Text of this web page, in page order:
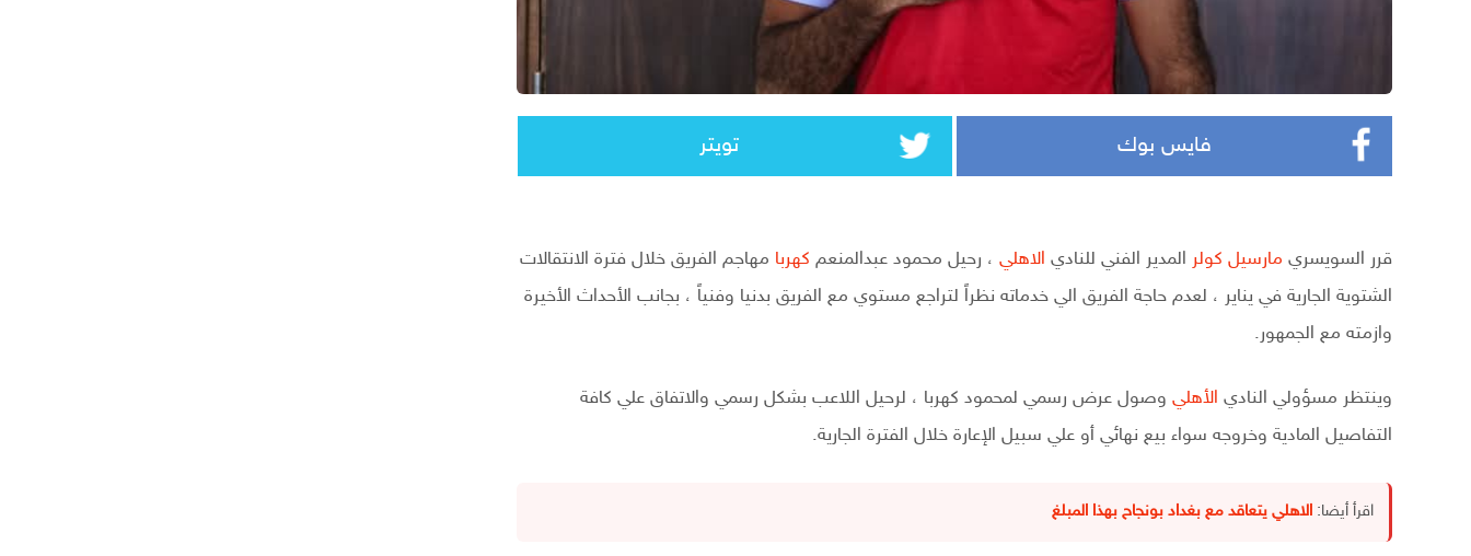
فايس بوك تويتر
قرر السويسري مارسيل كولر المدير الفني للنادي الاهلي ، رحيل محمود عبدالمنعم كهربا مهاجم الفريق خلال فترة الانتقالات
الشتوية الجارية في يناير ، لعدم حاجة الفريق الي خدماته نظراً لتراجع مستوي مع الفريق بدنيا وفنياً ، بجانب الأحداث الأخيرة
وازمته مع الجمهور.
وينتظر مسؤولي النادي الأهلي وصول عرض رسمي لمحمود كهربا ، لرحيل اللاعب بشكل رسمي والاتفاق علي كافة
التفاصيل المادية وخروجه سواء بيع نهائي أو علي سبيل الإعارة خلال الفترة الجارية.
اقرأ أيضا: الاهلي يتعاقد مع بغداد بونجاح بهذا المبلغ